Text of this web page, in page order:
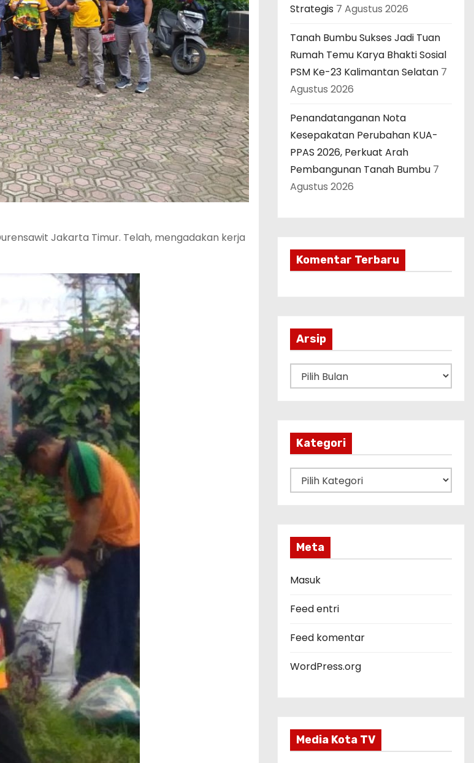
Jakarta Timur. Telah, mengadakan kerja
Strategis 7 Agustus 2026
Tanah Bumbu Sukses Jadi Tuan
Rumah Temu Karya Bhakti Sosial
PSM Ke-23 Kalimantan Selatan 7
Agustus 2026
Penandatanganan Nota
Kesepakatan Perubahan KUA-
PPAS 2026, Perkuat Arah
Pembangunan Tanah Bumbu 7
Agustus 2026
Komentar Terbaru
Arsip
r
Kategori
a
o
r
Meta
Masuk
Feed entri
Feed komentar
WordPress.org
Media Kota TV